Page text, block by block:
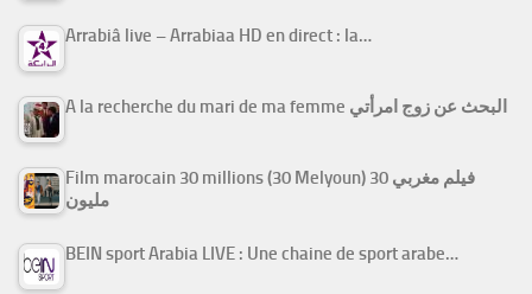
Arrabiâ live – Arrabiaa HD en direct : la…
A la recherche du mari de ma femme البحث عن زوج امرأتي
Film marocain 30 millions (30 Melyoun) فيلم مغربي 30
مليون
BEIN sport Arabia LIVE : Une chaine de sport arabe…